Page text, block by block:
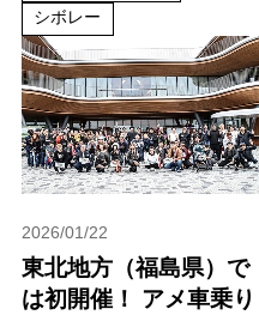
シボレー
2026/01/22
東北地方（福島県）で
は初開催！ アメ車乗り